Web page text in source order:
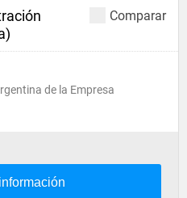
Comparar
de la Empresa